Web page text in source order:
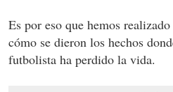
Es por eso que hemos
cómo se dieron los hechos
futbolista ha perdido la vida.